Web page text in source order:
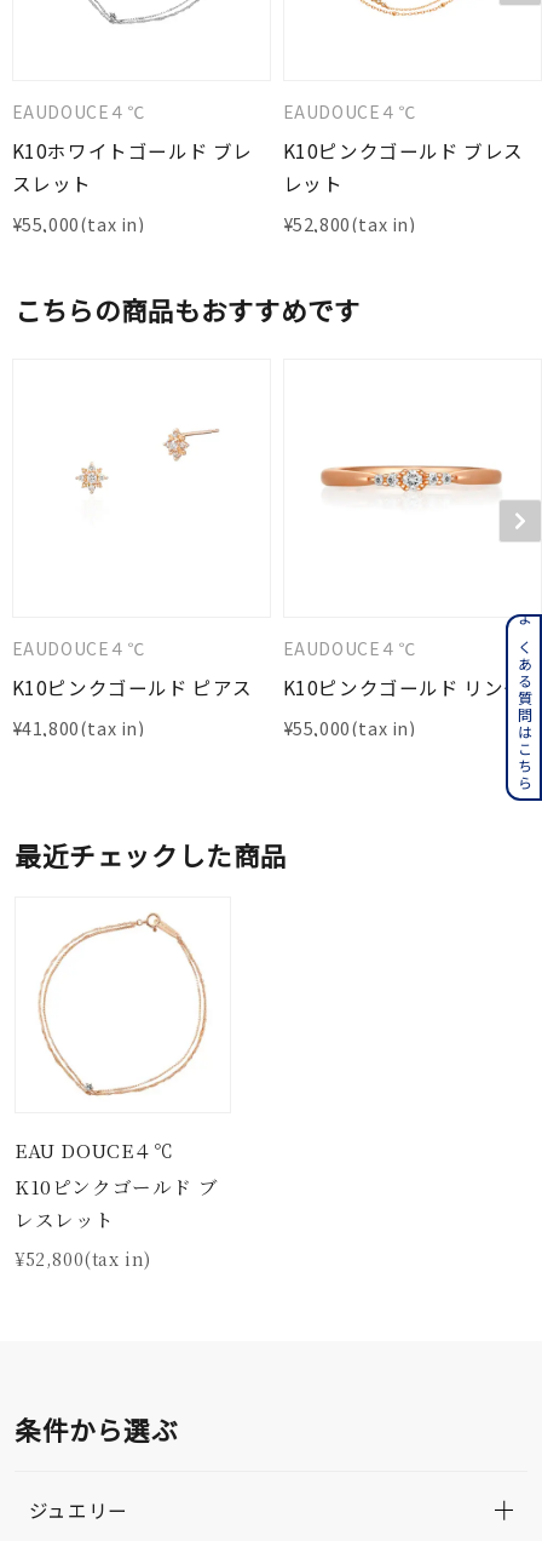
EAUDOUCE４℃
K10ホワイトゴールド ブレ
スレット
¥55,000
EAUDOUCE４℃
K10ピンクゴールド ブレス
レット
¥52,800
こちらの商品もおすすめです
EAUDOUCE４℃
K10ピンクゴールド ピアス
¥41,800
EAUDOUCE４℃
K10ピンクゴールド リング
¥55,000
最近チェックした商品
EAU DOUCE４℃
K10ピンクゴールド ブ
レスレット
¥52,800(tax in)
条件から選ぶ
ジュエリー
よくある質問はこちら